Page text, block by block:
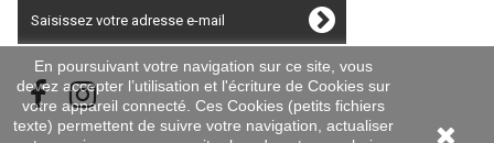
En poursuivant votre navigation sur ce site, vous
devez accepter l’utilisation et l'écriture de Cookies sur
votre appareil connecté. Ces Cookies (petits fichiers
texte) permettent de suivre votre navigation, actualiser